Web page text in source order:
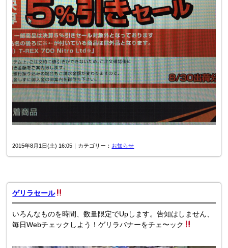
2015年8月1日(土) 16:05｜カテゴリー： お知らせ
ゲリラセール
いろんなものを時間、数量限定でUpします。告知はしません、
毎日Webチェックしよう！ゲリラバナーをチェ〜ック